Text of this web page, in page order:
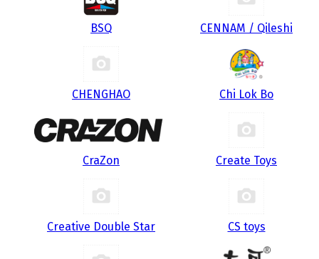
BSQ CENNAM / Qileshi
CHENGHAO Chi Lok Bo
CraZon Create Toys
Creative Double Star CS toys